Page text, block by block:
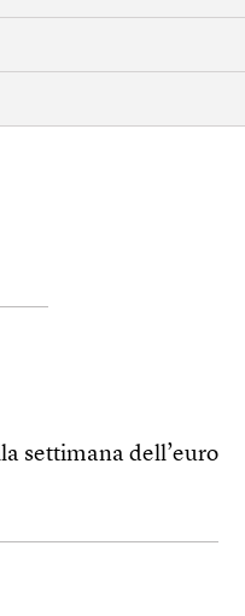
settimana dell’euro